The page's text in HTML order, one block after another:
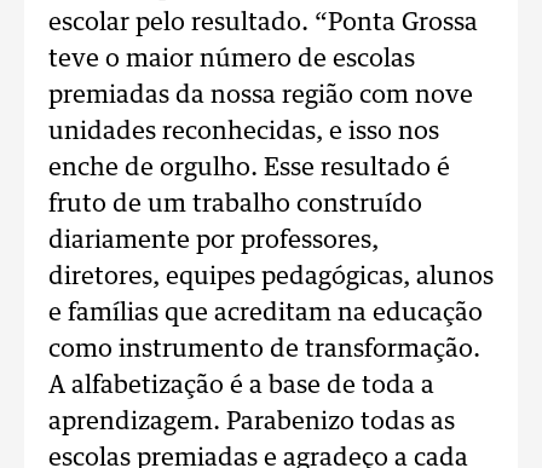
escolar pelo resultado. “Ponta Grossa
teve o maior número de escolas
premiadas da nossa região com nove
unidades reconhecidas, e isso nos
enche de orgulho. Esse resultado é
fruto de um trabalho construído
diariamente por professores,
diretores, equipes pedagógicas, alunos
e famílias que acreditam na educação
como instrumento de transformação.
A alfabetização é a base de toda a
aprendizagem. Parabenizo todas as
escolas premiadas e agradeço a cada